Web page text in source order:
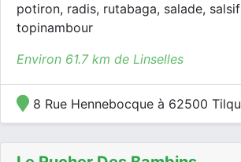
potiron, radis, rutabaga, salade,
topinambour
Environ 61.7 km de Linselles
8 Rue Hennebocque à 62500